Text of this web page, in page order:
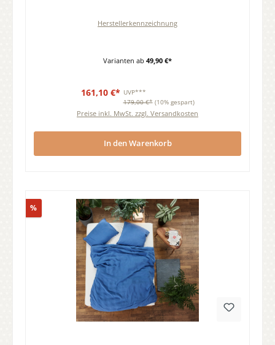
Herstellerkennzeichnung
Varianten ab 49,90 €*
161,10 €* UVP***
179,00 €* (10% gespart)
Preise inkl. MwSt. zzgl. Versandkosten
In den Warenkorb
%Rabatt